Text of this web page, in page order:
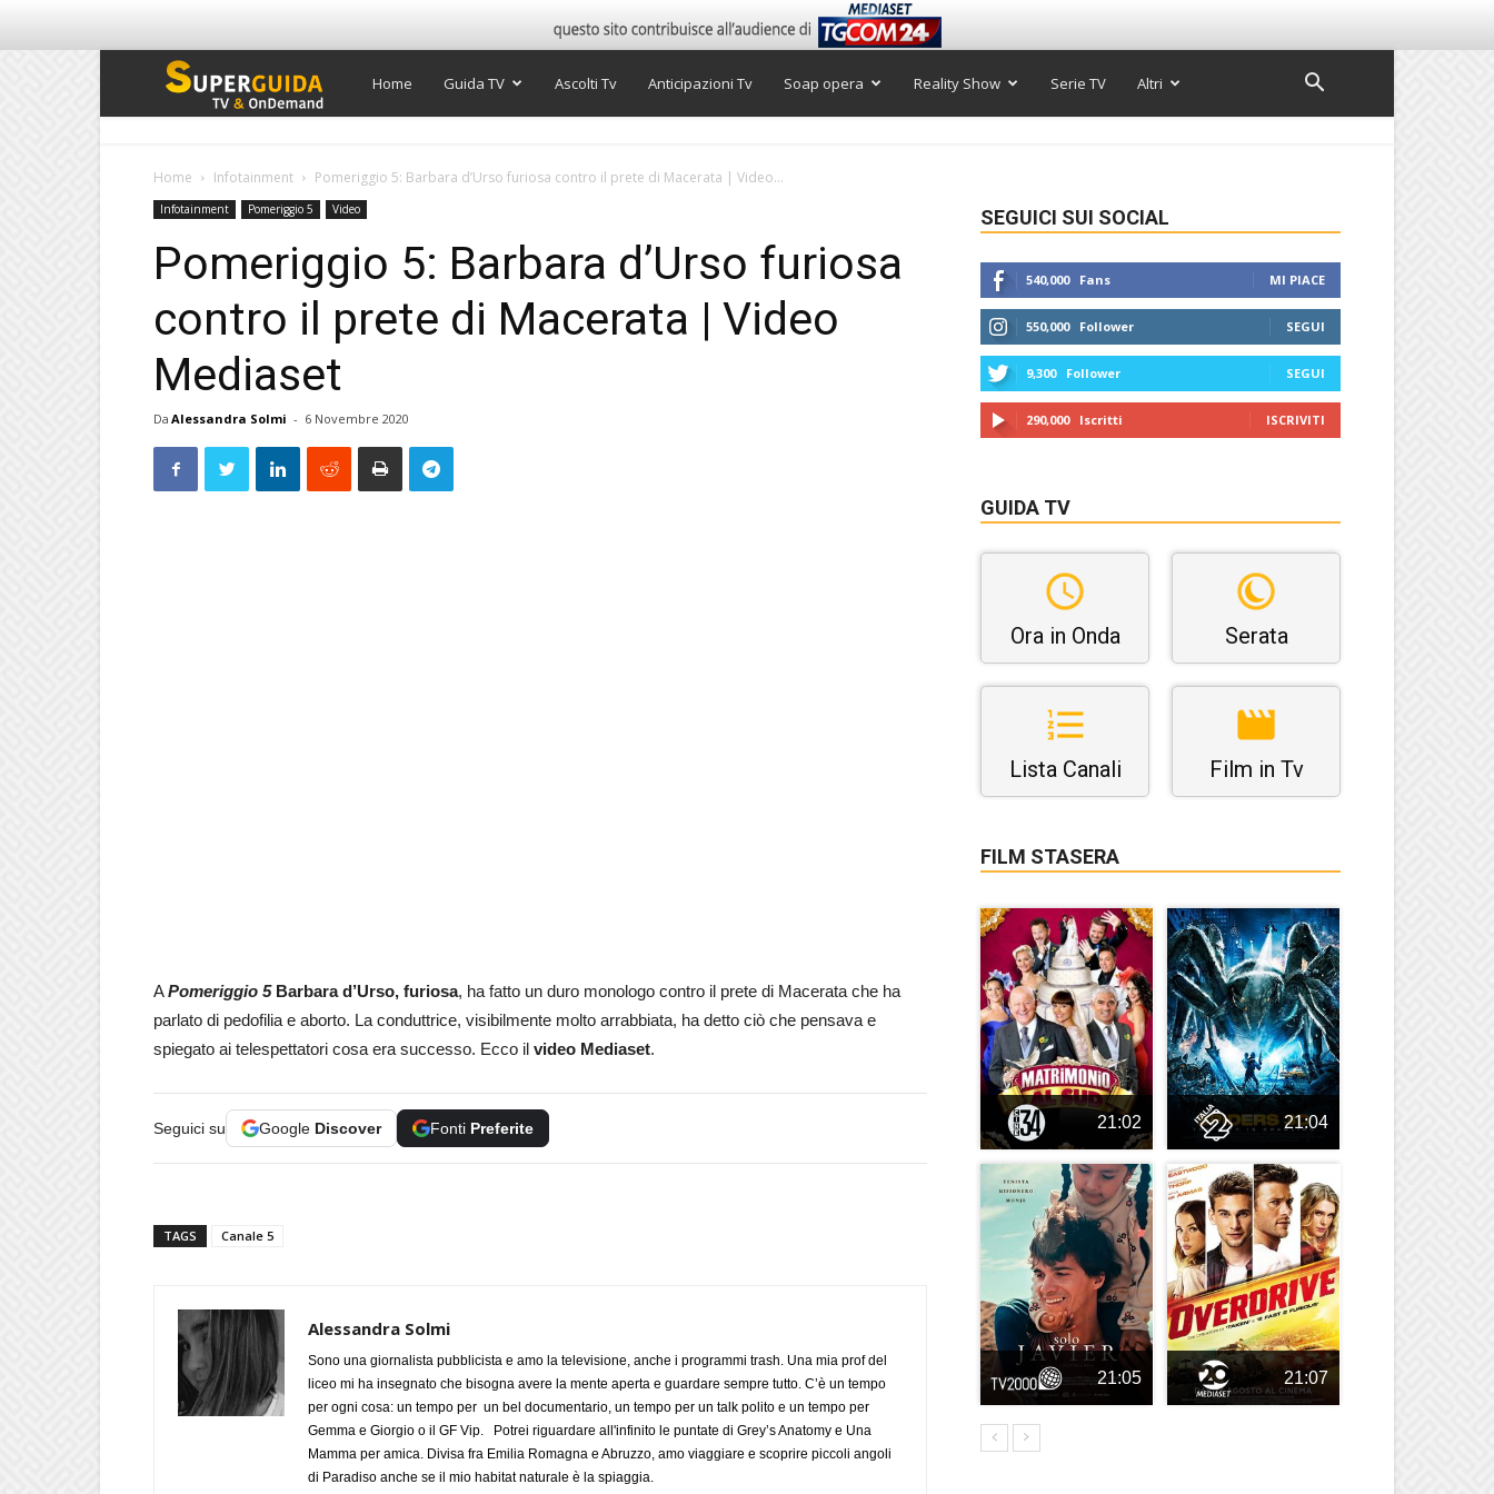
Super
TV
Home Guida TV Ascolti Tv Anticipazioni Tv Soap opera Reality Show Serie TV Altri
Home Infotainment Pomeriggio 5: Barbara d’Urso furiosa contro il prete di Macerata | Video...
Infotainment Pomeriggio 5 Video
Pomeriggio 5: Barbara d’Urso furiosa
contro il prete di Macerata | Video
Mediaset
Da Alessandra Solmi - 6 Novembre 2020
APomeriggio 5 Barbara d’Urso, furiosa, ha fatto un duro monologo contro il prete di Macerata che ha
parlato di pedofilia e aborto. La conduttrice, visibilmente molto arrabbiata, ha detto ciò che pensava e
spiegato ai telespettatori cosa era successo. Ecco il video Mediaset.
Seguici su Google Discover Fonti Preferite
TAGS Canale 5
Alessandra Solmi
Sono una giornalista pubblicista e amo la televisione, anche i programmi trash. Una mia prof del
liceo mi ha insegnato che bisogna avere la mente aperta e guardare sempre tutto. C’è un tempo
per ogni cosa: un tempo per un bel documentario, un tempo per un talk polito e un tempo per
Gemma e Giorgio o il GF Vip. Potrei riguardare all'infinito le puntate di Grey’s Anatomy e Una
Mamma per amica. Divisa fra Emilia Romagna e Abruzzo, amo viaggiare e scoprire piccoli angoli
di Paradiso anche se il mio habitat naturale è la spiaggia.
SEGUICI SUI SOCIAL
540,000 Fans MI PIACE
550,000 Follower SEGUI
9,300 Follower SEGUI
290,000 Iscritti ISCRIVITI
GUIDA TV
Ora in Onda Serata
Lista Canali Film in Tv
FILM STASERA
21:02 21:04
21:05 21:07